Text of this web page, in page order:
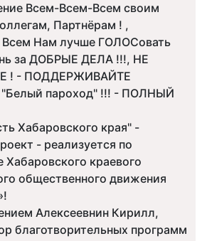
Всем-Всем-Всем своим
Партнёрам ! ,
Нам лучше ГОЛОСовать
за ДОБРЫЕ ДЕЛА !!!, НЕ
! - ПОДДЕРЖИВАЙТЕ
"Белый пароход" !!! - ПОЛНЫЙ
Хабаровского края" -
- реализуется по
Хабаровского краевого
общественного движения
Алексеевнин Кирилл,
благотворительных программ